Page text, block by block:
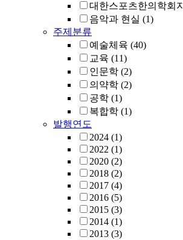
대한스포츠한의학회지
음악과 현실 (1)
주제분류
예술체육 (40)
교육 (11)
인문학 (2)
의약학 (2)
공학 (1)
복합학 (1)
발행연도
2024 (1)
2022 (1)
2020 (2)
2018 (2)
2017 (4)
2016 (5)
2015 (3)
2014 (1)
2013 (3)